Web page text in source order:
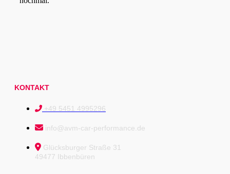
KONTAKT
+49 5451 4995296
info@avm-car-performance.de
Glücksburger Straße 31
49477 Ibbenbüren